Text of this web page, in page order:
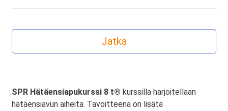
SPR Hätäensiapukurssi 8 t® kurssilla harjoitellaan
hätäensiavun aiheita. Tavoitteena on lisätä